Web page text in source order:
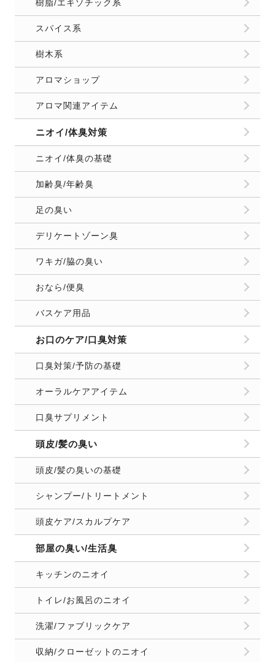
樹脂/エキゾチック系
スパイス系
樹木系
アロマショップ
アロマ関連アイテム
ニオイ/体臭対策
ニオイ/体臭の基礎
加齢臭/年齢臭
足の臭い
デリケートゾーン臭
ワキガ/脇の臭い
おなら/便臭
バスケア用品
お口のケア/口臭対策
口臭対策/予防の基礎
オーラルケアアイテム
口臭サプリメント
頭皮/髪の臭い
頭皮/髪の臭いの基礎
シャンプー/トリートメント
頭皮ケア/スカルプケア
部屋の臭い/生活臭
キッチンのニオイ
トイレ/お風呂のニオイ
洗濯/ファブリックケア
収納/クローゼットのニオイ